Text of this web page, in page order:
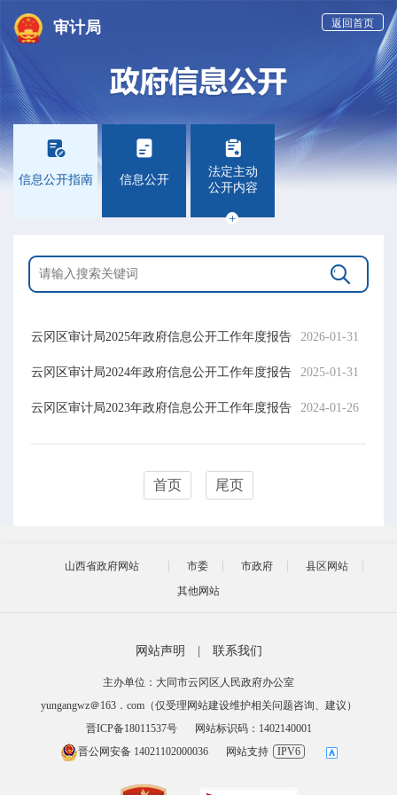
审计局 返回首页

信息公开指南

信息公开

法定主动
公开内容


云冈区审计局2025年政府信息公开工作年度报告 2026-01-31
云冈区审计局2024年政府信息公开工作年度报告 2025-01-31
云冈区审计局2023年政府信息公开工作年度报告 2024-01-26
首页 尾页
山西省政府网站 市委 市政府
县区网站
其他网站
网站声明 联系我们
主办单位：大同市云冈区人民政府办公室
yungangwz＠163．com（仅受理网站建设维护相关问题咨询、建议）
晋ICP备18011537号
网站标识码：1402140001
晋公网安备 14021102000036
网站支持 IPV6